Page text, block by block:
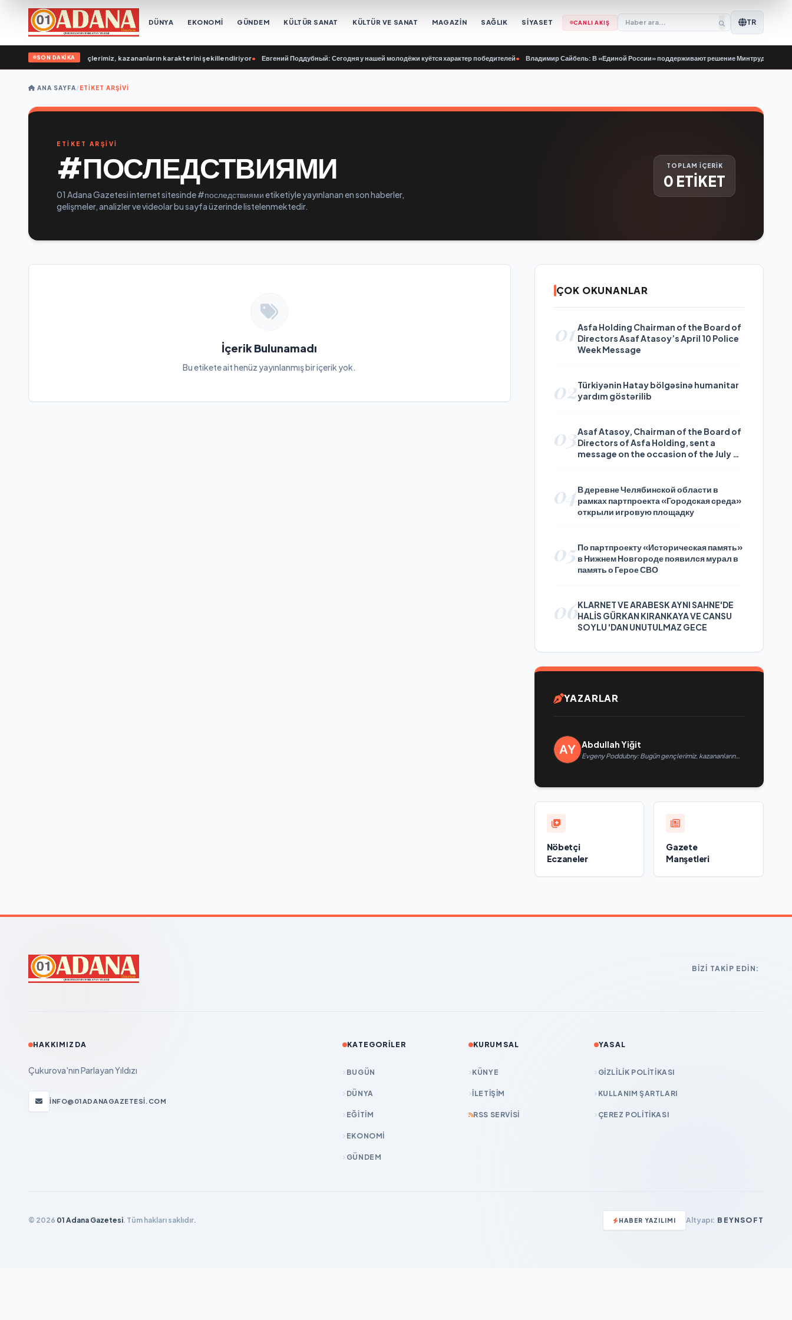
DÜNYA EKONOMİ GÜNDEM KÜLTÜR SANAT KÜLTÜR VE SANAT MAGAZİN SAĞLIK SİYASET CANLI AKIŞ TR
SON DAKİKA
Bugün gençlerimiz, kazananların karakterini şekillendiriyor• Евгений Поддубный: Сегодня у нашей молодёжи куётся характер победителей• Владимир Сайбель: В «Единой России» поддерживают решение Минтруда
ANA SAYFA/ETIKET ARŞIVI
ETİKET ARŞİVİ
#ПОСЛЕДСТВИЯМИ
01 Adana Gazetesi internet sitesinde #последствиями etiketiyle yayınlanan en son haberler,
gelişmeler, analizler ve videolar bu sayfa üzerinde listelenmektedir.
TOPLAM İÇERİK
0 ETİKET
İçerik Bulunamadı
Bu etikete ait henüz yayınlanmış bir içerik yok.
ÇOK OKUNANLAR
01 Asfa Holding Chairman of the Board of
Directors Asaf Atasoy’s April 10 Police
Week Message
02Türkiyənin Hatay bölgəsinə humanitar
yardım göstərilib
03Asaf Atasoy, Chairman of the Board of
Directors of Asfa Holding, sent a
message on the occasion of the July 24
04В деревне Челябинской области в
рамках партпроекта «Городская среда»
открыли игровую площадку
05 По партпроекту «Историческая память»
в Нижнем Новгороде появился мурал в
память о Герое СВО
06KLARNET VE ARABESK AYNI SAHNE'DE
HALİS GÜRKAN KIRANKAYA VE CANSU
SOYLU 'DAN UNUTULMAZ GECE
YAZARLAR
Abdullah Yiğit
Evgeny Poddubny: Bugün gençlerimiz, kazananların
Nöbetçi
Eczaneler
Gazete
Manşetleri
BIZI TAKIP EDIN:
HAKKIMIZDA
Çukurova'nın Parlayan Yıldızı
INFO@01ADANAGAZETESI.COM
KATEGORILER
BUGÜN
DÜNYA
EĞİTİM
EKONOMİ
GÜNDEM
KURUMSAL
KÜNYE
İLETIŞIM
RSS SERVISI
YASAL
GIZLILIK POLITIKASI
KULLANIM ŞARTLARI
ÇEREZ POLITIKASI
© 2026 01 Adana Gazetesi. Tüm hakları saklıdır. HABER YAZILIMI Altyapı: BEYNSOFT